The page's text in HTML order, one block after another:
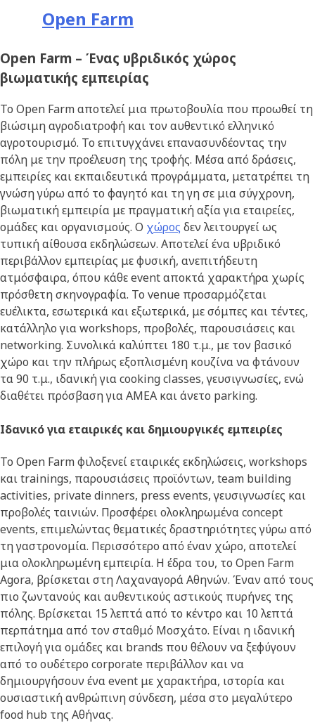
Open Farm
Open Farm – Ένας υβριδικός χώρος
βιωματικής εμπειρίας
Το Open Farm αποτελεί μια πρωτοβουλία που προωθεί τη
βιώσιμη αγροδιατροφή και τον αυθεντικό ελληνικό
αγροτουρισμό. Το επιτυγχάνει επανασυνδέοντας την
πόλη με την προέλευση της τροφής. Μέσα από δράσεις,
εμπειρίες και εκπαιδευτικά προγράμματα, μετατρέπει τη
γνώση γύρω από το φαγητό και τη γη σε μια σύγχρονη,
βιωματική εμπειρία με πραγματική αξία για εταιρείες,
ομάδες και οργανισμούς. Ο χώρος δεν λειτουργεί ως
τυπική αίθουσα εκδηλώσεων. Αποτελεί ένα υβριδικό
περιβάλλον εμπειρίας με φυσική, ανεπιτήδευτη
ατμόσφαιρα, όπου κάθε event αποκτά χαρακτήρα χωρίς
πρόσθετη σκηνογραφία. Το venue προσαρμόζεται
ευέλικτα, εσωτερικά και εξωτερικά, με σόμπες και τέντες,
κατάλληλο για workshops, προβολές, παρουσιάσεις και
networking. Συνολικά καλύπτει 180 τ.μ., με τον βασικό
χώρο και την πλήρως εξοπλισμένη κουζίνα να φτάνουν
τα 90 τ.μ., ιδανική για cooking classes, γευσιγνωσίες, ενώ
διαθέτει πρόσβαση για ΑΜΕΑ και άνετο parking.
Ιδανικό για εταιρικές και δημιουργικές εμπειρίες
Το Open Farm φιλοξενεί εταιρικές εκδηλώσεις, workshops
και trainings, παρουσιάσεις προϊόντων, team building
activities, private dinners, press events, γευσιγνωσίες και
προβολές ταινιών. Προσφέρει ολοκληρωμένα concept
events, επιμελώντας θεματικές δραστηριότητες γύρω από
τη γαστρονομία. Περισσότερο από έναν χώρο, αποτελεί
μια ολοκληρωμένη εμπειρία. Η έδρα του, το Open Farm
Agora, βρίσκεται στη Λαχαναγορά Αθηνών. Έναν από τους
πιο ζωντανούς και αυθεντικούς αστικούς πυρήνες της
πόλης. Βρίσκεται 15 λεπτά από το κέντρο και 10 λεπτά
περπάτημα από τον σταθμό Μοσχάτο. Είναι η ιδανική
επιλογή για ομάδες και brands που θέλουν να ξεφύγουν
από το ουδέτερο corporate περιβάλλον και να
δημιουργήσουν ένα event με χαρακτήρα, ιστορία και
ουσιαστική ανθρώπινη σύνδεση, μέσα στο μεγαλύτερο
food hub της Αθήνας.